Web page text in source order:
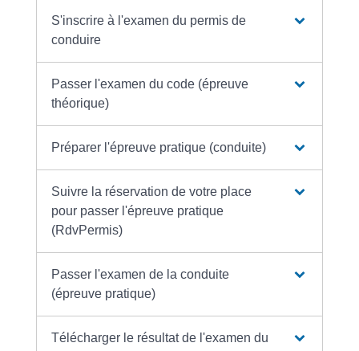
S'inscrire à l'examen du permis de
conduire
Passer l'examen du code (épreuve
théorique)
Préparer l'épreuve pratique (conduite)
Suivre la réservation de votre place
pour passer l'épreuve pratique
(RdvPermis)
Passer l'examen de la conduite
(épreuve pratique)
Télécharger le résultat de l'examen du